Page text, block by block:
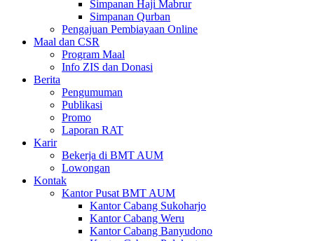
Simpanan Haji Mabrur
Simpanan Qurban
Pengajuan Pembiayaan Online
Maal dan CSR
Program Maal
Info ZIS dan Donasi
Berita
Pengumuman
Publikasi
Promo
Laporan RAT
Karir
Bekerja di BMT AUM
Lowongan
Kontak
Kantor Pusat BMT AUM
Kantor Cabang Sukoharjo
Kantor Cabang Weru
Kantor Cabang Banyudono